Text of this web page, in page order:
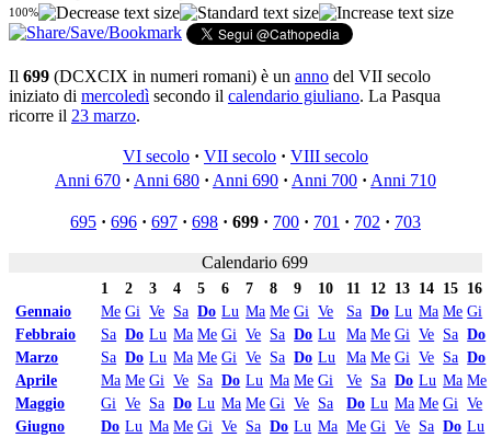
100%
Il 699 (DCXCIX in numeri romani) è un anno del VII secolo
iniziato di mercoledì secondo il calendario giuliano. La Pasqua
ricorre il 23 marzo.
VI secolo · VII secolo · VIII secolo
Anni 670 · Anni 680 · Anni 690 · Anni 700 · Anni 710
695 · 696 · 697 · 698 · 699 · 700 · 701 · 702 · 703
Calendario 699
1 2 3 4 5 6 7 8 9 10 11 12 13 14 15 16
Gennaio
Me Gi Ve Sa Do Lu Ma Me Gi Ve Sa Do Lu Ma Me Gi
Febbraio
Sa Do Lu Ma Me Gi Ve Sa Do Lu Ma Me Gi Ve Sa Do
Marzo
Sa Do Lu Ma Me Gi Ve Sa Do Lu Ma Me Gi Ve Sa Do
Aprile
Ma Me Gi Ve Sa Do Lu Ma Me Gi Ve Sa Do Lu Ma Me
Maggio
Gi Ve Sa Do Lu Ma Me Gi Ve Sa Do Lu Ma Me Gi Ve
Giugno
Do Lu Ma Me Gi Ve Sa Do Lu Ma Me Gi Ve Sa Do Lu